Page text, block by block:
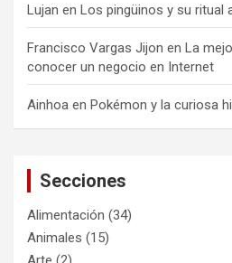
Lujan en Los pingüinos y su ritual
Francisco Vargas Jijon en La
conocer un negocio en Internet
Ainhoa en Pokémon y la curiosa
Secciones
Alimentación (34)
Animales (15)